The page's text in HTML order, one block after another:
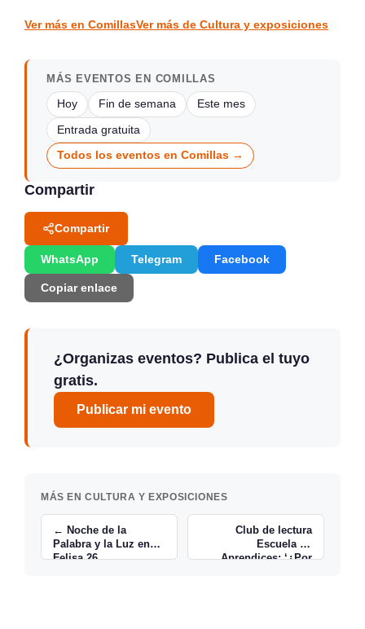
Ver más en ComillasVer más de Cultura y exposiciones
MÁS EVENTOS EN COMILLAS
Hoy Fin de semana Este mes
Entrada gratuita
Todos los eventos en Comillas →
Compartir
Compartir
WhatsApp Telegram Facebook
Copiar enlace
¿Organizas eventos? Publica el tuyo
gratis.
Publicar mi evento
MÁS EN CULTURA Y EXPOSICIONES
← Noche de la
Palabra y la Luz en
Felisa 26
Club de lectura
Escuela de
Aprendices: ‘¿Por